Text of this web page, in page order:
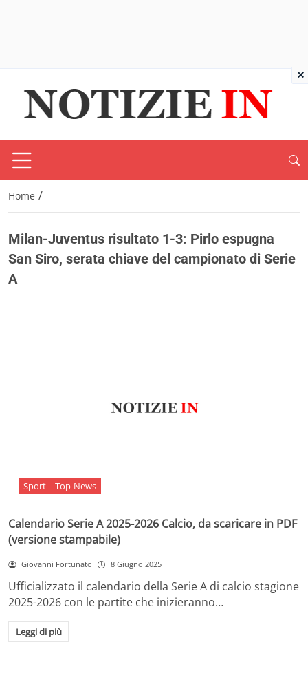
Home /
Milan-Juventus risultato 1-3: Pirlo espugna
San Siro, serata chiave del campionato di Serie
A
Sport Top-News
Calendario Serie A 2025-2026 Calcio, da scaricare in PDF
(versione stampabile)
Giovanni Fortunato 8 Giugno 2025
Ufficializzato il calendario della Serie A di calcio stagione
2025-2026 con le partite che inizieranno…
Leggi di più
×